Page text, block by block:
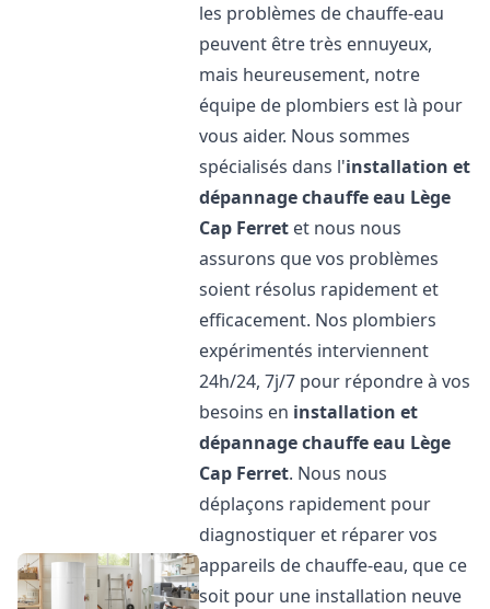
les problèmes de chauffe-eau
peuvent être très ennuyeux,
mais heureusement, notre
équipe de plombiers est là pour
vous aider. Nous sommes
spécialisés dans l'installation et
dépannage chauffe eau Lège
Cap Ferret et nous nous
assurons que vos problèmes
soient résolus rapidement et
efficacement. Nos plombiers
expérimentés interviennent
24h/24, 7j/7 pour répondre à vos
besoins en installation et
dépannage chauffe eau Lège
Cap Ferret. Nous nous
déplaçons rapidement pour
diagnostiquer et réparer vos
appareils de chauffe-eau, que ce
soit pour une installation neuve